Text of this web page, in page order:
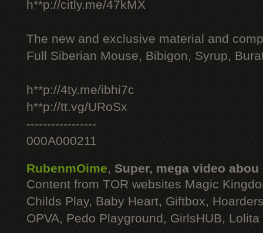
h**p://citly.me/47kMX
The new and exclusive material and
Full Siberian Mouse, Bibigon, Syrup,
h**p://4ty.me/ibhi7c
h**p://tt.vg/URoSx
-----------------
000A000211
RubenmOime, Super, mega video abou
Content from TOR websites Magic
Childs Play, Baby Heart, Giftbox,
OPVA, Pedo Playground, GirlsHUB, Lolita